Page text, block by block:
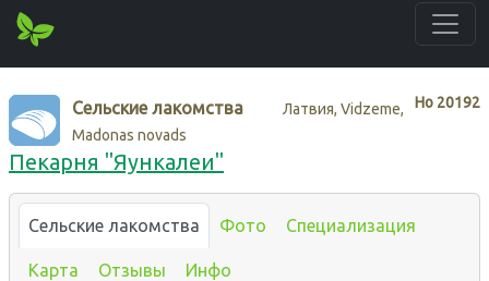
Нo 20192
Сельские лакомства
Латвия, Vidzeme,
Madonas novads
Пекарня "Яункалеи"
Сельские лакомства Фото Специализация
Карта Отзывы Инфо